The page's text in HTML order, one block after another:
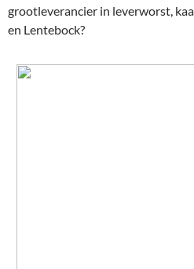
grootleverancier in leverworst,
en Lentebock?